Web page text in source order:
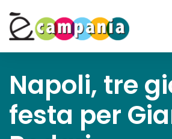
Napoli, tre
festa per